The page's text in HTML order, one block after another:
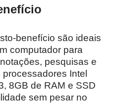
benefício são ideais
computador para
pesquisas e
Intel
8GB de RAM e SSD
sem pesar no